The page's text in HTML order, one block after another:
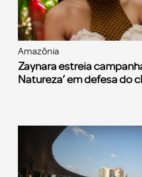
Amazônia
Zaynara estreia
Natureza’ em defesa do